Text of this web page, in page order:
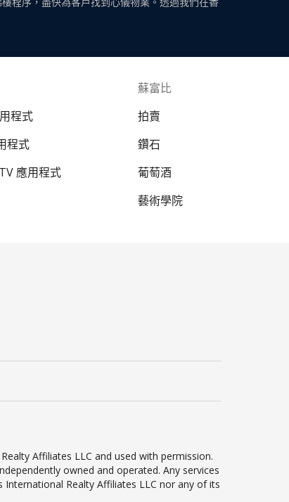
程式
程式
應用程式
蘇富比
拍賣
鑽石
葡萄酒
藝術學院
Affiliates LLC and used with permission.
owned and operated. Any services
Realty Affiliates LLC nor any of its